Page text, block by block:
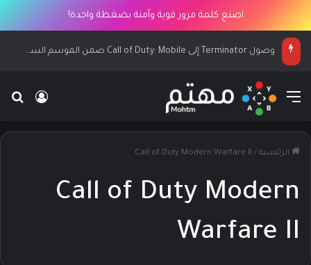
اصنع كلمة مرور قوية وآمنة بضغطة واحدة!
وصول Terminator إلى Call of Duty: Mobile ضمن الموسم السابع
القائمة
الرئيسية /
Call of Duty Modern Warfare II
Call of Duty Modern
Warfare II